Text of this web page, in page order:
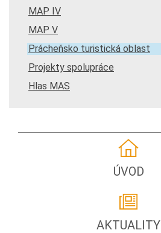
MAP IV
MAP V
Prácheňsko turistická oblast
Projekty spolupráce
Hlas MAS
ÚVOD
AKTUALITY